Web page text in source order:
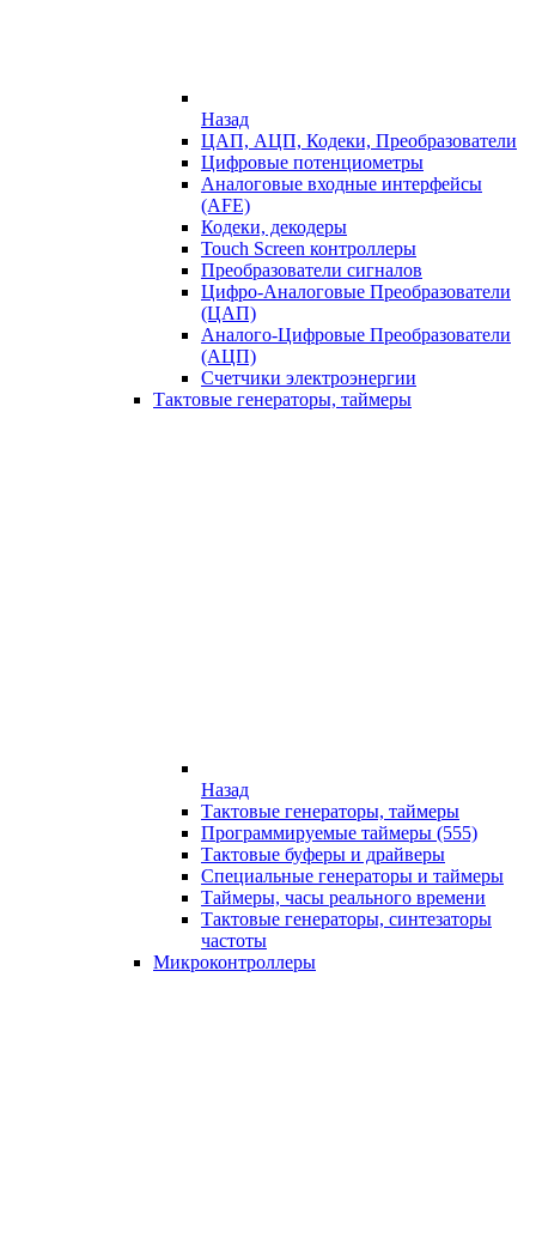
Назад
ЦАП, АЦП, Кодеки, Преобразователи
Цифровые потенциометры
Аналоговые входные интерфейсы
(AFE)
Кодеки, декодеры
Touch Screen контроллеры
Преобразователи сигналов
Цифро-Аналоговые Преобразователи
(ЦАП)
Аналого-Цифровые Преобразователи
(АЦП)
Счетчики электроэнергии
Тактовые генераторы, таймеры
Назад
Тактовые генераторы, таймеры
Программируемые таймеры (555)
Тактовые буферы и драйверы
Специальные генераторы и таймеры
Таймеры, часы реального времени
Тактовые генераторы, синтезаторы
частоты
Микроконтроллеры